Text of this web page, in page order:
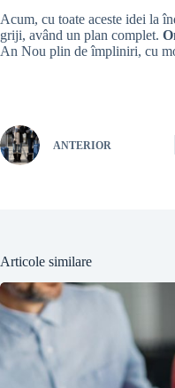
Acum, cu toate aceste idei la
griji, având un plan complet.
An Nou plin de împliniri, cu
ANTERIOR
Articole similare